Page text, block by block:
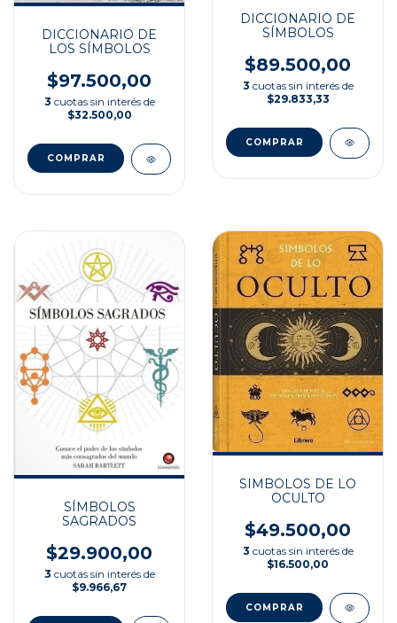
DICCIONARIO DE
LOS SÍMBOLOS
$97.500,00
3 cuotas sin interés de
$32.500,00
DICCIONARIO DE
SÍMBOLOS
$89.500,00
3 cuotas sin interés de
$29.833,33
SÍMBOLOS
SAGRADOS
$29.900,00
3 cuotas sin interés de
$9.966,67
SIMBOLOS DE LO
OCULTO
$49.500,00
3 cuotas sin interés de
$16.500,00